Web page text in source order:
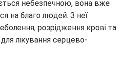
небезпечною, вона вже
на благо людей. З неї
розрідження крові та
лікування серцево-